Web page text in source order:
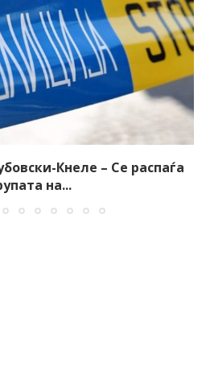
Кнеле – Се распаѓа
на...